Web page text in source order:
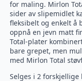
for maling. Mirlon
sider av slipemidlet
fleksibelt og enkelt å
oppnå en jevn matt
Total-plater
bare grepet, men
med Mirlon Total
Selges i 2 forskjellige